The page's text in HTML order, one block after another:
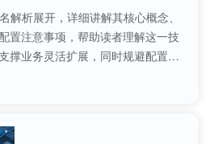
解析展开，详细讲解其核心概念、
置注意事项，帮助读者理解这一技
撑业务灵活扩展，同时规避配置中